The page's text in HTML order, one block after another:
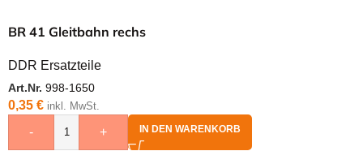
BR 41 Gleitbahn rechs
DDR Ersatzteile
Art.Nr. 998-1650
0,35 € inkl. MwSt.
- + IN DEN WARENKORB